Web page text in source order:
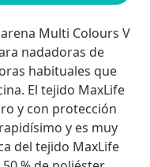
Multi Colours V
nadadoras de
habituales que
El tejido MaxLife
y con protección
y es muy
del tejido MaxLife